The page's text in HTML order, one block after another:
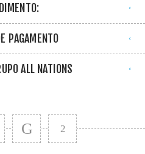
PAGAMENTO
ALL NATIONS